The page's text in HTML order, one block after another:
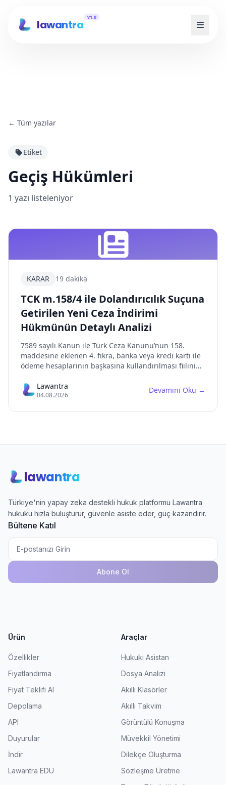
lawantra
v1.0
← Tüm yazılar
Etiket
Geçiş Hükümleri
1 yazı listeleniyor
KARAR 19 dakika
TCK m.158/4 ile Dolandırıcılık Suçuna
Getirilen Yeni Ceza İndirimi
Hükmünün Detaylı Analizi
7589 sayılı Kanun ile Türk Ceza Kanunu’nun 158.
maddesine eklenen 4. fıkra, banka veya kredi kartı ile
ödeme hesaplarının başkasına kullandırılması fiilini
Ersan Şen’in kaleme aldığı bu analiz, hükmün
kapsamı, fail-yardımcı ayrımı, geçiş hükümleri ve etkin
Lawantra
04.08.2026
Devamını Oku →
lawantra
Türkiye'nin yapay zeka destekli hukuk platformu Lawantra
hukuku hızla buluşturur, güvenle asiste eder, güç kazandırır.
Bültene Katıl
Abone Ol
Ürün
Özellikler
Fiyatlandırma
Fiyat Teklifi Al
Depolama
API
Duyurular
İndir
Lawantra EDU
Araçlar
Hukuki Asistan
Dosya Analizi
Akıllı Klasörler
Akıllı Takvim
Görüntülü Konuşma
Müvekkil Yönetimi
Dilekçe Oluşturma
Sözleşme Üretme